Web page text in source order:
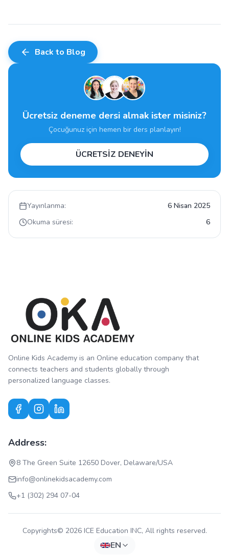
Back to Blog
Ücretsiz deneme dersi almak ister misiniz?
Çocuğunuz için hemen bir ders planlayın!
ÜCRETSİZ DENEYİN
Yayınlanma:
6 Nisan 2025
Okuma süresi:
6
Online Kids Academy is an Online education company that
connects teachers and students globally through
personalized language classes.
Address:
8 The Green Suite 12650 Dover, Delaware/USA
info@onlinekidsacademy.com
+1 (302) 294 07-04
Copyrights© 2026 ICE Education INC, All rights reserved.
EN